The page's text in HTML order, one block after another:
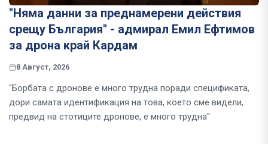
"Няма данни за преднамерени действия
срещу България" - адмирал Емил Ефтимов
за дрона край Кардам
8 Август, 2026
"Борбата с дронове е много трудна поради спецификата,
дори самата идентификация на това, което сме видели,
предвид на стотиците дронове, е много трудна"